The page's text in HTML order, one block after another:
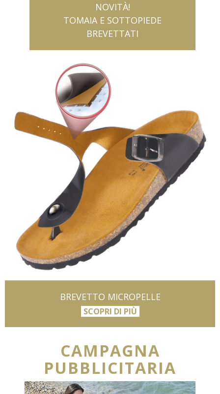
NOVITÀ!
TOMAIA E SOTTOPIEDE
BREVETTATI
BREVETTO MICROPELLE
SCOPRI DI PIÙ
CAMPAGNA
PUBBLICITARIA